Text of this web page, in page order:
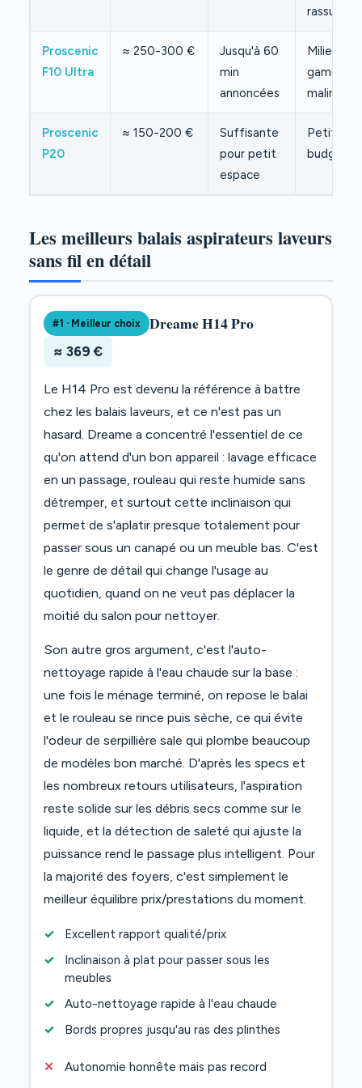
Proscenic
F10 Ultra
≈ 250-300 €
Jusqu'à 60
min
annoncées
Milieu de
gamme
malin
Proscenic
P20
≈ 150-200 €
Suffisante
pour petit
espace
Petit
budget
Les meilleurs balais aspirateurs laveurs
sans fil en détail
#1 · Meilleur choix Dreame H14 Pro
≈ 369 €
Le H14 Pro est devenu la référence à battre
chez les balais laveurs, et ce n'est pas un
hasard. Dreame a concentré l'essentiel de ce
qu'on attend d'un bon appareil : lavage efficace
en un passage, rouleau qui reste humide sans
détremper, et surtout cette inclinaison qui
permet de s'aplatir presque totalement pour
passer sous un canapé ou un meuble bas. C'est
le genre de détail qui change l'usage au
quotidien, quand on ne veut pas déplacer la
moitié du salon pour nettoyer.
Son autre gros argument, c'est l'auto-
nettoyage rapide à l'eau chaude sur la base :
une fois le ménage terminé, on repose le balai
et le rouleau se rince puis sèche, ce qui évite
l'odeur de serpillière sale qui plombe beaucoup
de modèles bon marché. D'après les specs et
les nombreux retours utilisateurs, l'aspiration
reste solide sur les débris secs comme sur le
liquide, et la détection de saleté qui ajuste la
puissance rend le passage plus intelligent. Pour
la majorité des foyers, c'est simplement le
meilleur équilibre prix/prestations du moment.
Excellent rapport qualité/prix
Inclinaison à plat pour passer sous les
meubles
Auto-nettoyage rapide à l'eau chaude
Bords propres jusqu'au ras des plinthes
Autonomie honnête mais pas record